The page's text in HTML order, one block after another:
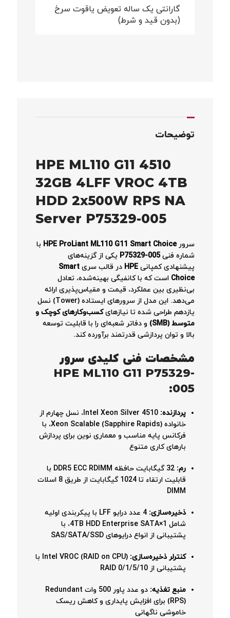
گارانتی یک ساله تعویض یاقوت سرخ
(بدون قید و شرط)
توضیحات
HPE ML110 G11 4510
32GB 4LFF VROC 4TB
HDD 2x500W RPS NA
Server P75329-005
سرورHPE ProLiant ML110 G11 Smart Choice با
شماره فنیP75329-005 یکی از گزینه‌های
پیشنهادی کمپانی HPE در قالب سری Smart
Choice است که با کانفیگی بهینه‌شده، تعادل
بی‌نظیری بین عملکرد، قیمت و مقیاس‌پذیری ارائه
می‌دهد. این مدل از سرورهای ایستاده (Tower) نسل
یازدهم طراحی شده تا نیازهایکسب‌وکارهای کوچک و
متوسط (SMB)
و دفاتر شعبه‌ای را با قابلیت توسعه
بالا و توان پردازشی قدرتمند برآورده کند.
مشخصات فنی کلیدی سرور
HPE ML110 G11 P75329-
005:
پردازنده:
Intel Xeon Silver 4510، نسل چهارم از
خانواده Xeon Scalable (Sapphire Rapids)، با
فرکانس پایه مناسب و معماری نوین برای پردازش
بارهای کاری متنوع
رم:
32 گیگابایت حافظه DDR5 ECC RDIMM با
قابلیت ارتقاء تا 1024 گیگابایت از طریق 8 اسلات
DIMM
ذخیره‌سازی:
4 عدد درایو LFF با پیکربندی اولیه
شامل 1×4TB HDD Enterprise SATA، با
پشتیبانی از انواع درایوهای SAS/SATA/SSD
کنترلر ذخیره‌سازی:
Intel VROC (RAID on CPU) با
پشتیبانی از RAID 0/1/5/10
منبع تغذیه:
دو عدد پاور 500 وات Redundant
(RPS) برای افزایش پایداری و کاهش ریسک
خاموشی ناگهانی